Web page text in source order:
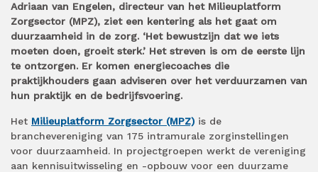
Adriaan van Engelen, directeur van het Milieuplatform
Zorgsector (MPZ), ziet een kentering als het gaat om
duurzaamheid in de zorg. ‘Het bewustzijn dat we iets
moeten doen, groeit sterk.’ Het streven is om de eerste lijn
te ontzorgen. Er komen energiecoaches die
praktijkhouders gaan adviseren over het verduurzamen van
hun praktijk en de bedrijfsvoering.
Het Milieuplatform Zorgsector (MPZ) is de
branchevereniging van 175 intramurale zorginstellingen
voor duurzaamheid. In projectgroepen werkt de vereniging
aan kennisuitwisseling en -opbouw voor een duurzame